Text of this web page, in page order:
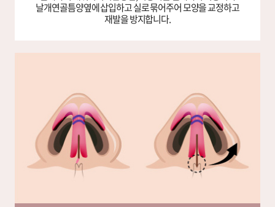
날개연골틈양옆에 삽입하고 실로 묶어주어 모양을 교정하고
재발을 방지합니다.